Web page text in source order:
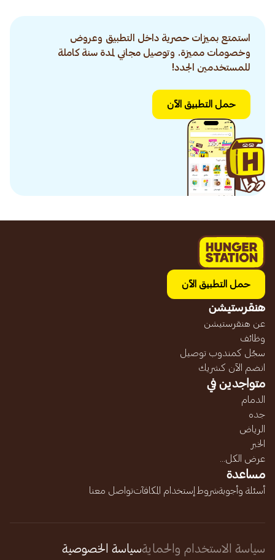
استمتع بميزات حصرية داخل التطبيق وعروض
وخصومات مميزة. وتوصيل مجاني لمدة سنة كاملة
للمستخدمين الجدد!
حمل التطبيق الآن
حمل التطبيق الآن
هنقرستيشن
عن هنقرستيشن
وظائف
سجّل كمندوب توصيل
انضم الآن كشريك
متواجدين في
الدمام
جده
الرياض
الخبر
عرض الكل...
مساعدة
أسئلة وأجوبةشروط إستخدام المكافآتتواصل معنا
سياسة الاستخدام والحمايةسياسة الخصوصية